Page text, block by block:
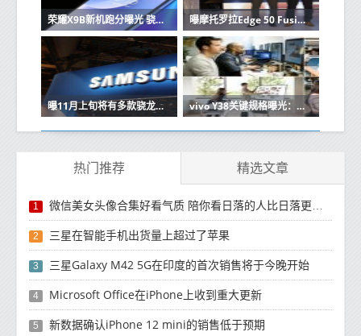
荣耀X9B新机跑分曝光 骁龙6 Gen1+12GB 猜猜卖多少？ 曝摩托罗拉Edge 50 Fusion搭载骁龙6 Gen1 即将发布
曝11月上旬将有多款骁龙8 Gen4新机发布 做等等党？ vivo Y38关键规格曝光：骁龙4 Gen2+6000mAh大电池
热门推荐 精选文章
1 微信美女头像合集好看气质 陪你看日落的人比日落更浪漫
2 三星在智能手机出货量上超过了苹果
3 三星Galaxy M42 5G在印度的首次销售将于今晚开始
4 Microsoft Office在iPhone上收到重大更新
5 新数据确认iPhone 12 mini的销售低于预期